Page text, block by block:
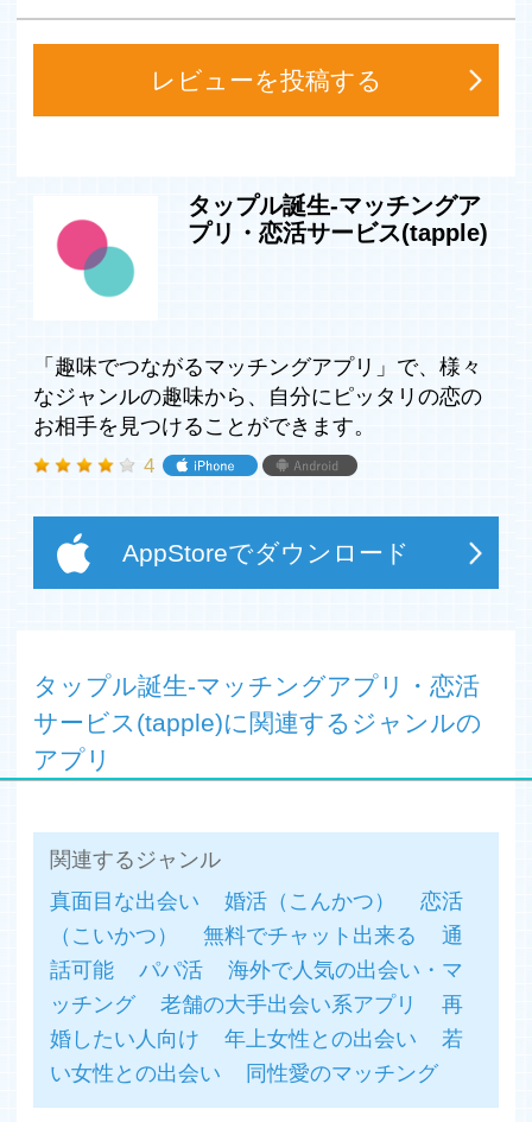
・ニックネーム制なので実名は登録不要です。
・運転免許証、健康保険証等を用いた年齢確認を実施。
(既婚者や18歳以下の未成年はご利用いただけません。)
【タップルのここがオススメ】
・20代の3人に1人が利用しています。
・パッと1秒！スワイプでマッチングするので通勤・通学
などのスキマ時間に恋愛をスタートできます。
・プロフィールの詳細検索が豊富(年齢/居住地/職業/年収/
チングする”おでかけ機能”でデート相手が見つかります。
(※2)2017年7月14日〜7月15日の間、全国の20代～40代
【そもそもマッチングアプリってなに？？】
いわゆる出会い系と言われている出会い系サイト・出会い
系アプリと比較されることがありますが全く異なります。
公的身分証明書による年齢確認や、24時間365日の監視体
供するアプリです。
かいい人が周りにいないと悩んでいる方、タップルでお相
手を探してみてはいかがでしょうか？
【メディア掲載事例】
・雑誌「anan」「Anecan」「CLASSY」「JJ」などに多
数掲載！
・TV「NHKニュースおはよう日本」等テレビで注目！
・タレントとのコラボ企画も多数！
レビューを投稿する
タップル誕生-マッチングア
プリ・恋活サービス(tapple)
「趣味でつながるマッチングアプリ」で、様々
なジャンルの趣味から、自分にピッタリの恋の
お相手を見つけることができます。
4
AppStoreでダウンロード
タップル誕生-マッチングアプリ・恋活
サービス(tapple)に関連するジャンルの
アプリ
関連するジャンル
真面目な出会い
婚活（こんかつ）
恋活
（こいかつ）
無料でチャット出来る
通
話可能
パパ活
海外で人気の出会い・マ
ッチング
老舗の大手出会い系アプリ
再
婚したい人向け
年上女性との出会い
若
い女性との出会い
同性愛のマッチング